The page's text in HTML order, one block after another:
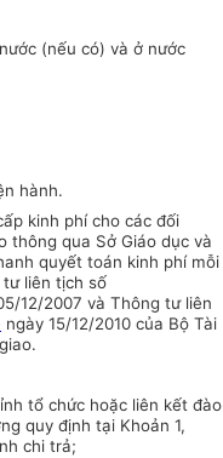
(nếu có) và ở nước
hành.
kinh phí cho các đối
thông qua Sở Giáo dục và
quyết toán kinh phí mỗi
liên tịch số
12/2007 và Thông tư liên
ngày 15/12/2010 của Bộ Tài
tổ chức hoặc liên kết đào
quy định tại Khoản 1,
chi trả;